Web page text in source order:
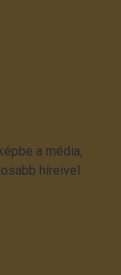
a média,
híreivel.